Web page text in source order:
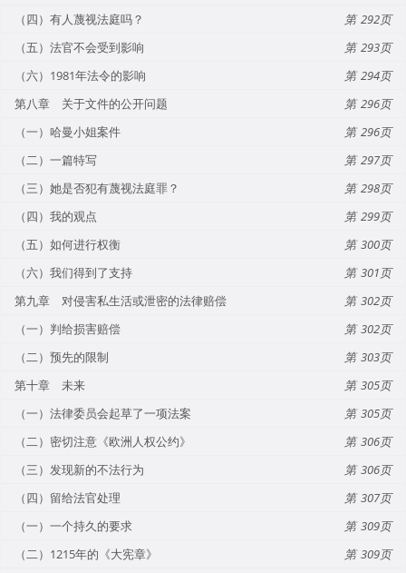
（四）有人蔑视法庭吗？
292
（五）法官不会受到影响
293
（六）1981年法令的影响
294
第八章 关于文件的公开问题
296
（一）哈曼小姐案件
296
（二）一篇特写
297
（三）她是否犯有蔑视法庭罪？
298
（四）我的观点
299
（五）如何进行权衡
300
（六）我们得到了支持
301
第九章 对侵害私生活或泄密的法律赔偿
302
（一）判给损害赔偿
302
（二）预先的限制
303
第十章 未来
305
（一）法律委员会起草了一项法案
305
（二）密切注意《欧洲人权公约》
306
（三）发现新的不法行为
306
（四）留给法官处理
307
（一）一个持久的要求
309
（二）1215年的《大宪章》
309